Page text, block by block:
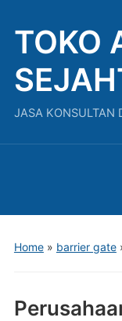
TOKO
JASA KONSULTAN
Home» barrier gate